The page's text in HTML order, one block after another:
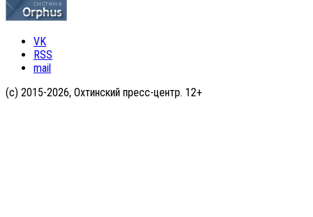
VK
RSS
mail
(с) 2015-2026, Охтинский пресс-центр. 12+